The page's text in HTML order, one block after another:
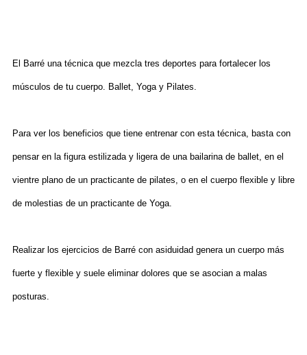
El Barré una técnica que mezcla tres deportes para fortalecer los
músculos de tu cuerpo. Ballet, Yoga y Pilates.
Para ver los beneficios que tiene entrenar con esta técnica, basta con
pensar en la figura estilizada y ligera de una bailarina de ballet, en el
vientre plano de un practicante de pilates, o en el cuerpo flexible y libre
de molestias de un practicante de Yoga.
Realizar los ejercicios de Barré con asiduidad genera un cuerpo más
fuerte y flexible y suele eliminar dolores que se asocian a malas
posturas.